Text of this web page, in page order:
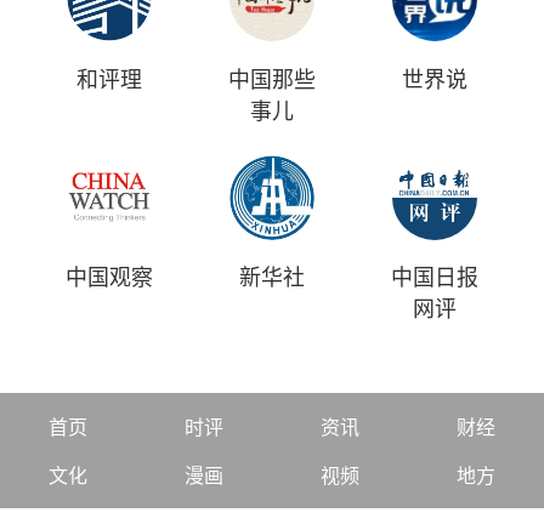
和评理
中国那些
事儿
世界说
中国观察 新华社
中国日报
网评
首页 时评 资讯 财经
文化 漫画 视频 地方